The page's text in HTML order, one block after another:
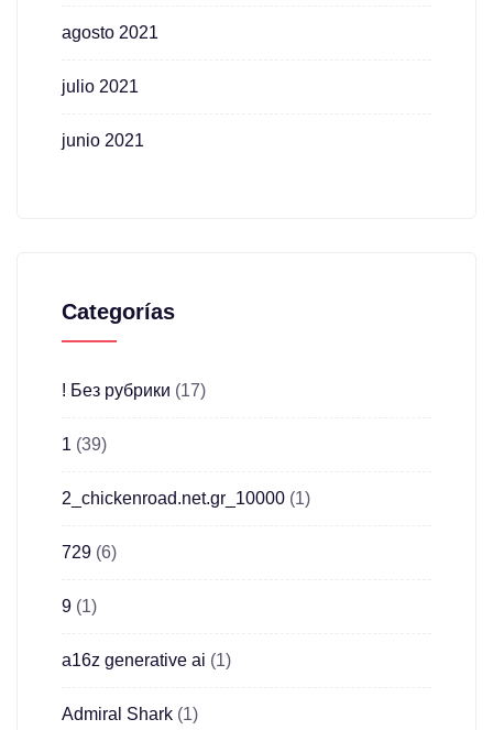
agosto 2021
julio 2021
junio 2021
Categorías
! Без рубрики (17)
1 (39)
2_chickenroad.net.gr_10000 (1)
729 (6)
9 (1)
a16z generative ai (1)
Admiral Shark (1)